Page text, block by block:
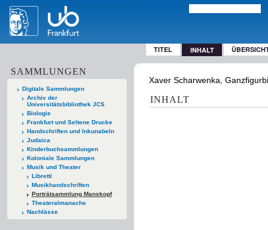
TITEL INHALT
SAMMLUNGEN
Digitale Sammlungen
Archiv der
Universitätsbibliothek JCS
Biologie
Frankfurt und Seltene Drucke
Handschriften und Inkunabeln
Judaica
Kinderbuchsammlungen
Koloniale Sammlungen
Musik und Theater
Libretti
Musikhandschriften
Porträtsammlung Manskopf
Theateralmanache
Nachlässe
Xaver Scharwenka,
INHALT